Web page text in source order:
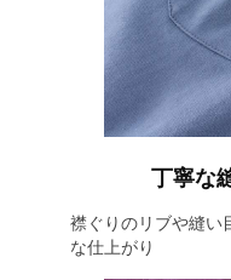
丁寧な
襟ぐりのリブや縫い
な仕上がり